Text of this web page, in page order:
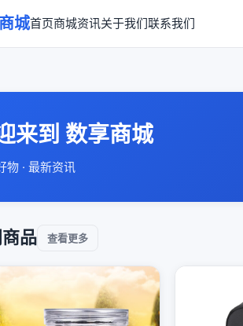
城首页商城资讯关于我们联系我们
来到 数享商城
物 · 最新资讯
品 查看更多